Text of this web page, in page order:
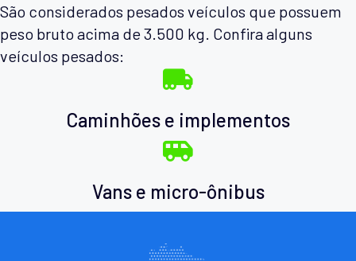
São considerados pesados veículos que possuem
peso bruto acima de 3.500 kg. Confira alguns
veículos pesados:
Caminhões e implementos
Vans e micro-ônibus